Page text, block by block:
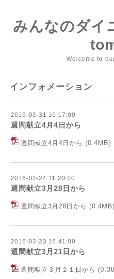
みんなのダ
Welcome to
インフォメーション
2016-03-31 10:17:00
週間献立4月4日から
週間献立4月4日から (0.4MB)
2016-03-24 11:20:00
週間献立3月28日から
週間献立3月28日から (0.4MB)
2016-03-23 16:41:00
週間献立3月21日から
週間献立３月２１日から